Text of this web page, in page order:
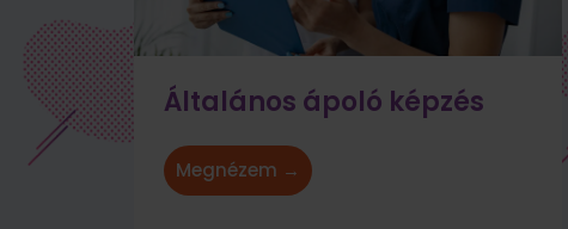
Általános ápoló képzés
Megnézem →